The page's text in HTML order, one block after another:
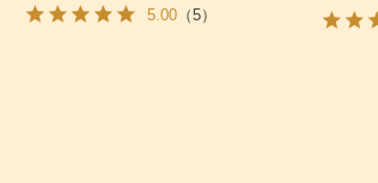
5.00（5）